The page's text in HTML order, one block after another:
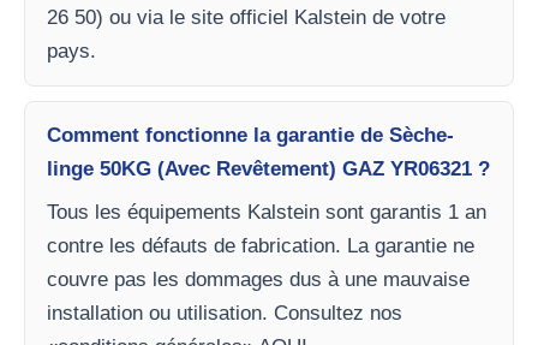
26 50) ou via le site officiel Kalstein de votre
pays.
Comment fonctionne la garantie de Sèche-
linge 50KG (Avec Revêtement) GAZ YR06321 ?
Tous les équipements Kalstein sont garantis 1 an
contre les défauts de fabrication. La garantie ne
couvre pas les dommages dus à une mauvaise
installation ou utilisation. Consultez nos